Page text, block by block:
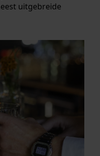
uitgebreide